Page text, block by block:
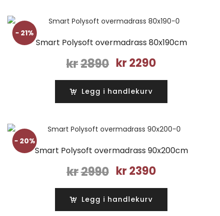
- 21%
Smart Polysoft overmadrass 80x190cm
kr2890 Opprinnelig
var:
kr2890.
kr2290
kr2290.
Legg i handlekurv
- 20%
Smart Polysoft overmadrass 90x200cm
kr2990
Opprinnelig
var:
kr2990.
kr 2390Nåværende
kr2390.
Legg i handlekurv